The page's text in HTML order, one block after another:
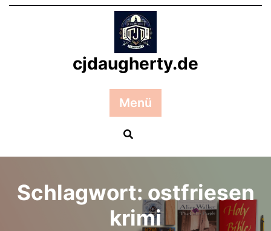
Zum
cjdaugherty.de
Menü
Schlagwort: ostfriesen
krimi